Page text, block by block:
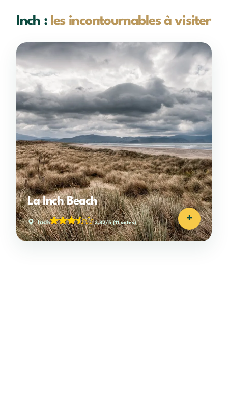
Inch : les incontournables à visiter
La Inch Beach
Inch 3,82/5(11 votes) +